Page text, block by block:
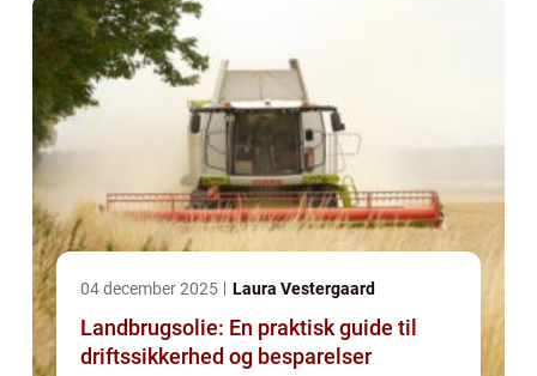
04 december 2025 Laura Vestergaard
Landbrugsolie: En praktisk guide til
driftssikkerhed og besparelser